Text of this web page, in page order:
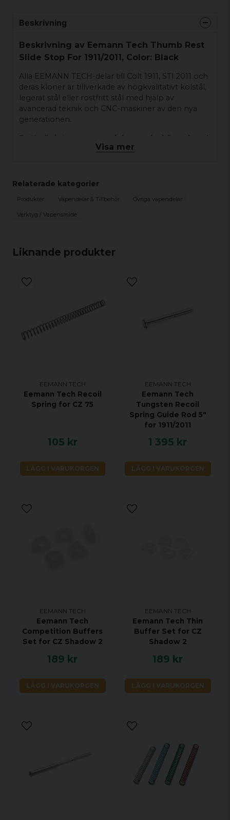
Liknande produkter
EEMANN TECH
Eemann Tech Recoil
Spring for CZ 75
105 kr
LÄGG I VARUKORGEN
EEMANN TECH
Eemann Tech
Tungsten Recoil
Spring Guide Rod 5"
for 1911/2011
1 395 kr
LÄGG I VARUKORGEN
EEMANN TECH
Eemann Tech
Competition Buffers
Set for CZ Shadow 2
189 kr
LÄGG I VARUKORGEN
EEMANN TECH
Eemann Tech Thin
Buffer Set for CZ
Shadow 2
189 kr
LÄGG I VARUKORGEN
Beskrivning
Beskrivning av Eemann Tech Thumb Rest
Slide Stop For 1911/2011, Color: Black
Alla EEMANN TECH-delar till Colt 1911, STI 2011 och
deras kloner är tillverkade av högkvalitativt kolstål,
legerat stål eller rostfritt stål med hjälp av
avancerad teknik och CNC-maskiner av den nya
generationen.
Detta är inte en reservdel som ska köpas hem!
Installation rekommenderas av en certifierad
i de flesta fall.I vissa fall kan pistoler skilja sig åt i
produktion eller vara förmodifierade och kan kräva
hjälp av en certifierad vapensmed för installation.
Visa mer
Relaterade kategorier
Produkter Vapendelar & Tillbehör Övriga vapendelar
Verktyg / Vapensmide